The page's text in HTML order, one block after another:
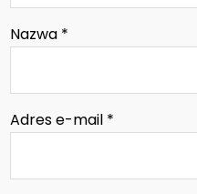
Nazwa *
Adres e-mail *